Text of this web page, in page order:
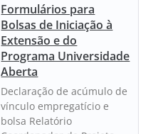
Formulários para
Bolsas de Iniciação à
Extensão e do
Programa Universidade
Aberta
Declaração de acúmulo de
vínculo empregatício e
bolsa Relatório